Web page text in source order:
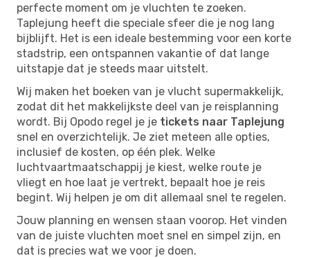
perfecte moment om je vluchten te zoeken.
Taplejung heeft die speciale sfeer die je nog lang
bijblijft. Het is een ideale bestemming voor een korte
stadstrip, een ontspannen vakantie of dat lange
uitstapje dat je steeds maar uitstelt.
Wij maken het boeken van je vlucht supermakkelijk,
zodat dit het makkelijkste deel van je reisplanning
wordt. Bij Opodo regel je je tickets naar Taplejung
snel en overzichtelijk. Je ziet meteen alle opties,
inclusief de kosten, op één plek. Welke
luchtvaartmaatschappij je kiest, welke route je
vliegt en hoe laat je vertrekt, bepaalt hoe je reis
begint. Wij helpen je om dit allemaal snel te regelen.
Jouw planning en wensen staan voorop. Het vinden
van de juiste vluchten moet snel en simpel zijn, en
dat is precies wat we voor je doen.